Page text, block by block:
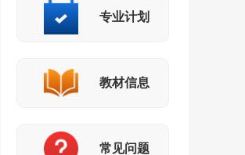
专业计划
教材信息
常见问题